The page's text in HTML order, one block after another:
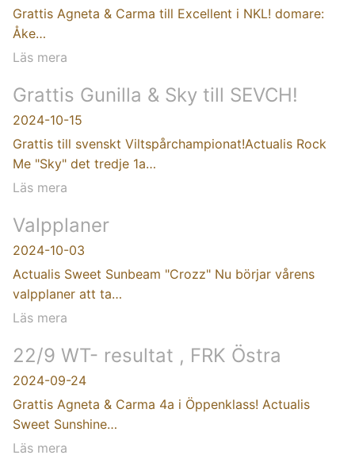
Grattis Agneta & Carma till Excellent i NKL! domare:
Åke…
Läs mera
Grattis Gunilla & Sky till SEVCH!
2024-10-15
Grattis till svenskt Viltspårchampionat!Actualis Rock
Me "Sky" det tredje 1a…
Läs mera
Valpplaner
2024-10-03
Actualis Sweet Sunbeam "Crozz" Nu börjar vårens
valpplaner att ta…
Läs mera
22/9 WT- resultat , FRK Östra
2024-09-24
Grattis Agneta & Carma 4a i Öppenklass! Actualis
Sweet Sunshine…
Läs mera